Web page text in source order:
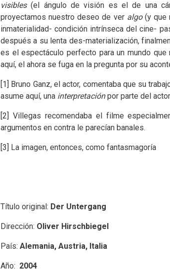
visibles(el ángulo de visión es el de una
proyectamos nuestro deseo de ver algo (y que
inmaterialidad- condición intrínseca del cine-
después a su lenta des-materialización,
es el espectáculo perfecto para un mundo que
aquí, el ahora se fuga en la pregunta por su
[1] Bruno Ganz, el actor, comentaba que su
asume aquí, una interpretaciónpor parte del
[2] Villegas recomendaba el filme
argumentos en contra le parecían banales.
[3] La imagen, entonces, como fantasmagoría
Título original: Der Untergang
Dirección: Oliver Hirschbiegel
País: Alemania, Austria, Italia
Año: 2004